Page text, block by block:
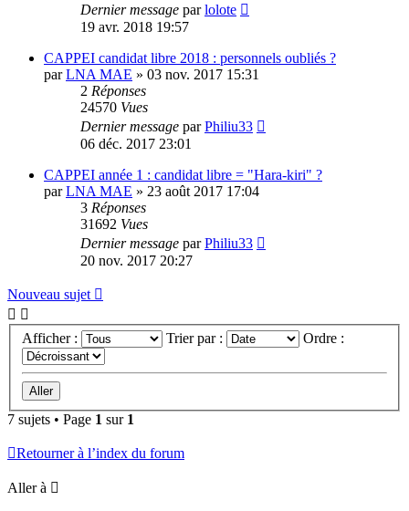
Dernier message parlolote
19 avr. 2018 19:57
CAPPEI candidat libre 2018 : personnels oubliés ?
parLNA MAE » 03 nov. 2017 15:31
2 Réponses
24570 Vues
Dernier message parPhiliu33
06 déc. 2017 23:01
CAPPEI année 1 : candidat libre = "Hara-kiri" ?
parLNA MAE » 23 août 2017 17:04
3 Réponses
31692 Vues
Dernier message parPhiliu33
20 nov. 2017 20:27
Nouveau sujet
Afficher : Trier par : Ordre :
7 sujets • Page 1 sur 1
Retourner à l’index du forum
Aller à